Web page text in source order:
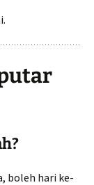
boleh hari ke-